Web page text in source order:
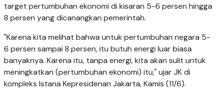
target pertumbuhan ekonomi di kisaran 5-6 persen hingga
8 persen yang dicanangkan pemerintah.
"Karena kita melihat bahwa untuk pertumbuhan negara 5-
6 persen sampai 8 persen, itu butuh energi luar biasa
banyaknya. Karena itu, tanpa energi, kita akan sulit untuk
meningkatkan (pertumbuhan ekonomi) itu," ujar JK di
kompleks Istana Kepresidenan Jakarta, Kamis (11/6).